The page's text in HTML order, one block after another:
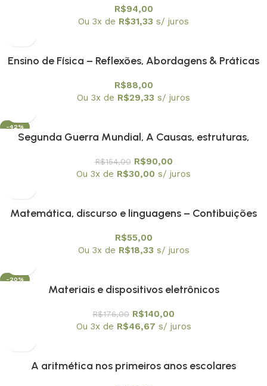
R$94,00
Ou 3x de R$31,33 s/ juros
Ensino de Física – Reflexões, Abordagens & Práticas
R$88,00
Ou 3x de R$29,33 s/ juros
-42%
Segunda Guerra Mundial, A Causas, estruturas,
R$154,00 R$90,00
Ou 3x de R$30,00 s/ juros
Matemática, discurso e linguagens – Contibuições
R$55,00
Ou 3x de R$18,33 s/ juros
-20%
Materiais e dispositivos eletrônicos
R$176,00 R$140,00
Ou 3x de R$46,67 s/ juros
A aritmética nos primeiros anos escolares